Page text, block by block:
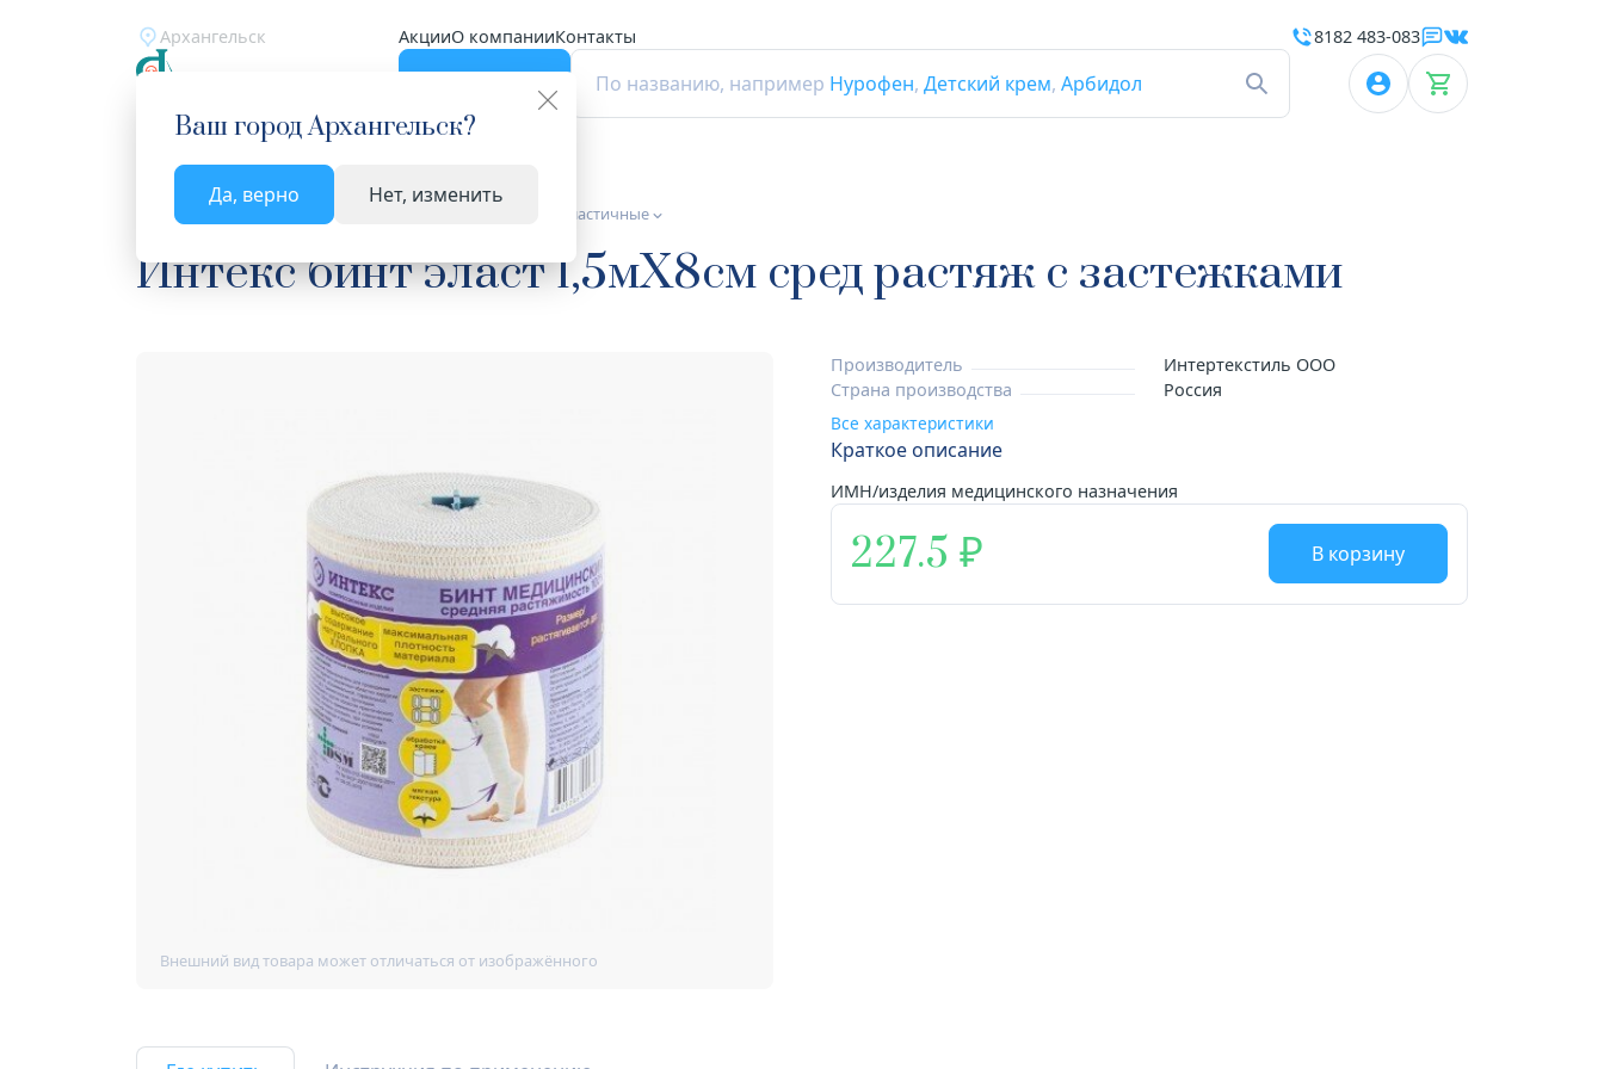
Архангельск АкцииО компанииКонтакты
По названию, например Нурофен, Детский крем, Арбидол
Ваш городАрхангельск?
Да, верно Нет, изменить
8182 483-083
Главная Каталог Медицинские изделия Бинты эластичные
Интекс бинт эласт 1,5мX8см сред растяж с застежками
Производитель
Интертекстиль ООО
Страна производства
Россия
Все характеристики
Краткое описание
ИМН/изделия медицинского назначения
227.5 В корзину